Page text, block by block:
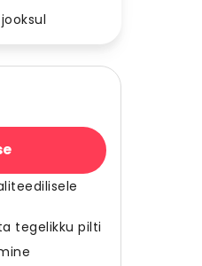
tegelikku pilti